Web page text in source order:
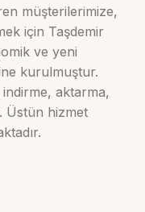
müşterilerimize,
için Taşdemir
ve yeni
kurulmuştur.
indirme, aktarma,
Üstün hizmet